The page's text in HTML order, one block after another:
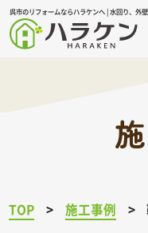
呉市のリフォームならハラケンへ | 水回り、外
TOP 施工事例